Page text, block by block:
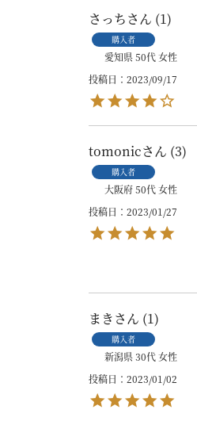
さっち 1
購入者
愛知県50代女性
投稿日
2023/09/17
tomonic 3
購入者
大阪府50代女性
投稿日
2023/01/27
まき 1
購入者
新潟県30代女性
投稿日
2023/01/02